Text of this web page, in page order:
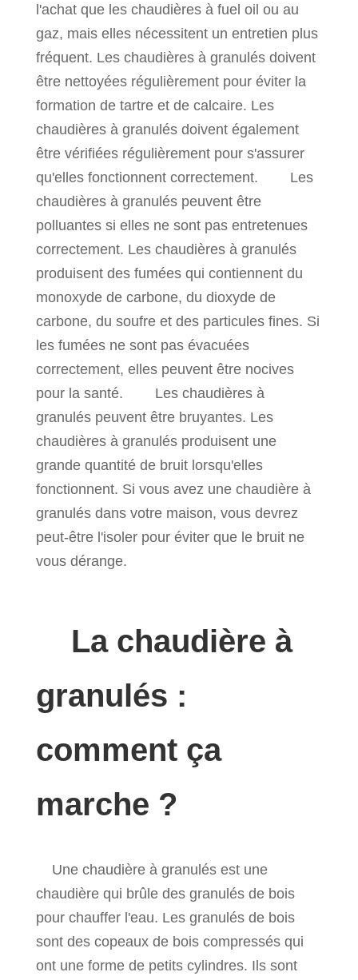
l'achat que les chaudières à fuel oil ou au
gaz, mais elles nécessitent un entretien plus
fréquent. Les chaudières à granulés doivent
être nettoyées régulièrement pour éviter la
formation de tartre et de calcaire. Les
chaudières à granulés doivent également
être vérifiées régulièrement pour s'assurer
qu'elles fonctionnent correctement. Les
chaudières à granulés peuvent être
polluantes si elles ne sont pas entretenues
correctement. Les chaudières à granulés
produisent des fumées qui contiennent du
monoxyde de carbone, du dioxyde de
carbone, du soufre et des particules fines. Si
les fumées ne sont pas évacuées
correctement, elles peuvent être nocives
pour la santé. Les chaudières à
granulés peuvent être bruyantes. Les
chaudières à granulés produisent une
grande quantité de bruit lorsqu'elles
fonctionnent. Si vous avez une chaudière à
granulés dans votre maison, vous devrez
peut-être l'isoler pour éviter que le bruit ne
vous dérange.
La chaudière à
granulés :
comment ça
marche ?
Une chaudière à granulés est une
chaudière qui brûle des granulés de bois
pour chauffer l'eau. Les granulés de bois
sont des copeaux de bois compressés qui
ont une forme de petits cylindres. Ils sont